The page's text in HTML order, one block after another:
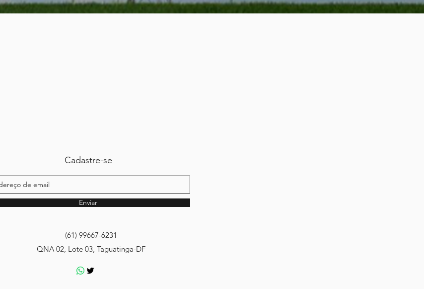
Cadastre-se
Enviar
(61) 99667-6231
QNA 02, Lote 03, Taguatinga-DF